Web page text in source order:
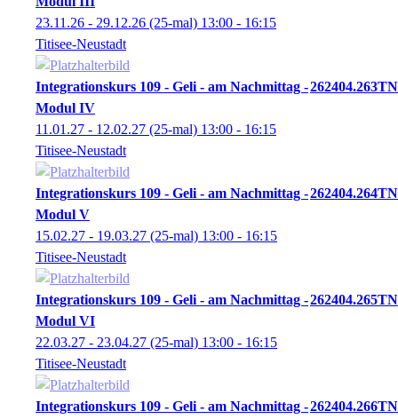
23.11.26 - 29.12.26 (25-mal) 13:00 - 16:15
Titisee-Neustadt
Integrationskurs 109 - Geli - am Nachmittag -
Modul IV
262404.263TN
11.01.27 - 12.02.27 (25-mal) 13:00 - 16:15
Titisee-Neustadt
Integrationskurs 109 - Geli - am Nachmittag -
Modul V
262404.264TN
15.02.27 - 19.03.27 (25-mal) 13:00 - 16:15
Titisee-Neustadt
Integrationskurs 109 - Geli - am Nachmittag -
Modul VI
262404.265TN
22.03.27 - 23.04.27 (25-mal) 13:00 - 16:15
Titisee-Neustadt
Integrationskurs 109 - Geli - am Nachmittag -262404.266TN